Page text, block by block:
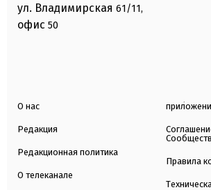
ул. Владимирская 61/11,
офис 50
О нас
Редакция
Редакционная политика
О телеканале
Правила